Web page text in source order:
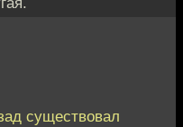
существовал